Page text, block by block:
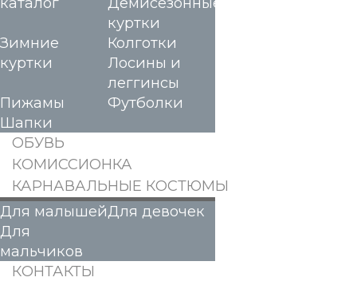
куртки
Зимние
куртки
Колготки
Лосины и
леггинсы
Пижамы
Футболки
Шапки
ОБУВЬ
КОМИССИОНКА
КАРНАВАЛЬНЫЕ КОСТЮМЫ
Для малышейДля девочек
Для
мальчиков
КОНТАКТЫ